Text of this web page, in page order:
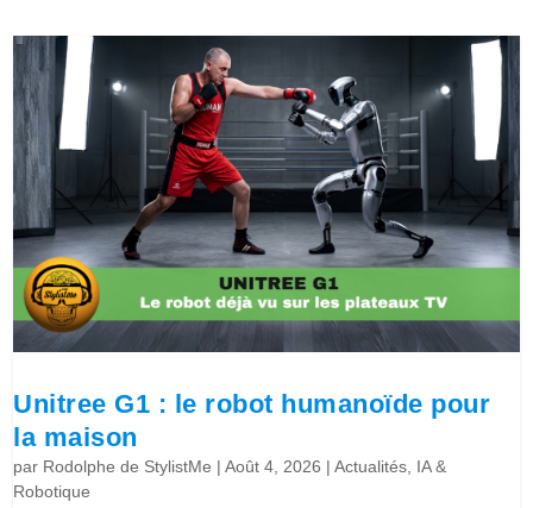
Unitree G1 : le robot humanoïde pour
la maison
par Rodolphe de StylistMe |Août 4, 2026 |Actualités, IA &
Robotique